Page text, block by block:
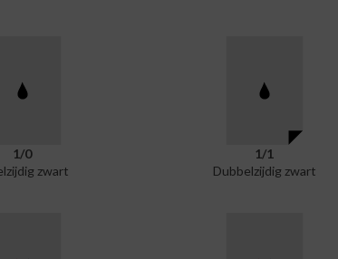
1/0
zwart
1/1
Dubbelzijdig zwart